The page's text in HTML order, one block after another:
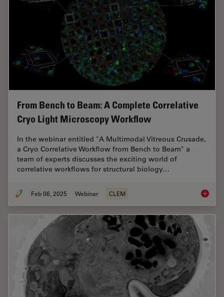
From Bench to Beam: A Complete Correlative
Cryo Light Microscopy Workflow
In the webinar entitled "A Multimodal Vitreous Crusade,
a Cryo Correlative Workflow from Bench to Beam" a
team of experts discusses the exciting world of
correlative workflows for structural biology…
Feb 06, 2025 Webinar CLEM From